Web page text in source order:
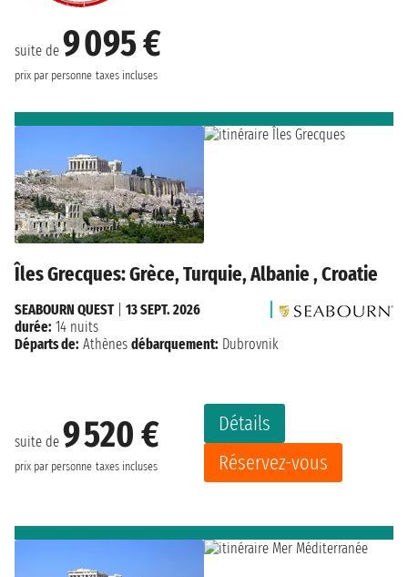
suite de 9 095 €
prix par personne taxes incluses
Îles Grecques: Grèce, Turquie, Albanie , Croatie
suite de 9 520 €
prix par personne taxes incluses
Détails
Réservez-vous
SEABOURN QUEST| 13 SEPT. 2026
durée: 14 nuits
Départs de: Athènes débarquement: Dubrovnik